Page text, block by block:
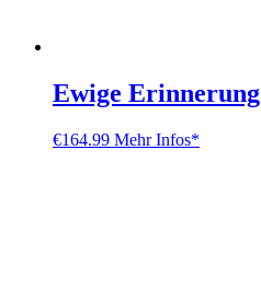
Ewige Erinnerung
€164.99 Mehr Infos*